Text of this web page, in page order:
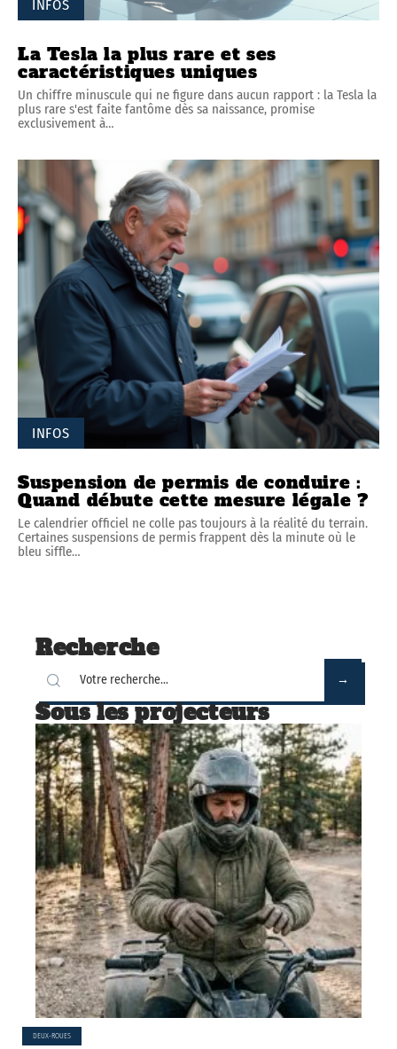
INFOS
La Tesla la plus rare et ses
caractéristiques uniques
Un chiffre minuscule qui ne figure dans aucun rapport : la Tesla la
plus rare s'est faite fantôme dès sa naissance, promise
exclusivement à…
INFOS
Suspension de permis de conduire :
Quand débute cette mesure légale ?
Le calendrier officiel ne colle pas toujours à la réalité du terrain.
Certaines suspensions de permis frappent dès la minute où le
bleu siffle…
Recherche
Sous les projecteurs
DEUX-ROUES